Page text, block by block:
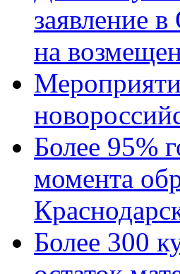
заявление
на
Более 95%
момента
Более 300